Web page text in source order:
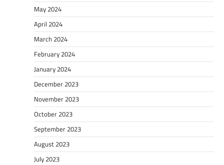
May 2024
April 2024
March 2024
February 2024
January 2024
December 2023
November 2023
October 2023
September 2023
August 2023
July 2023